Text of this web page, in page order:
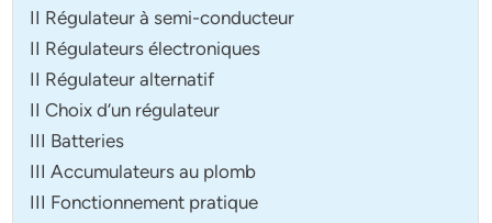
II Régulateur à semi-conducteur
II Régulateurs électroniques
II Régulateur alternatif
II Choix d’un régulateur
III Batteries
III Accumulateurs au plomb
III Fonctionnement pratique